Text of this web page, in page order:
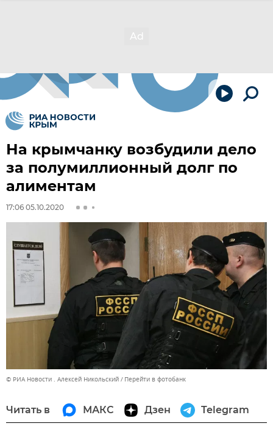
На крымчанку возбудили дело
за полумиллионный долг по
алиментам
17:06 05.10.2020
© РИА Новости . Алексей Никольский Перейти в фотобанк
Читать в МАКС Дзен Telegram